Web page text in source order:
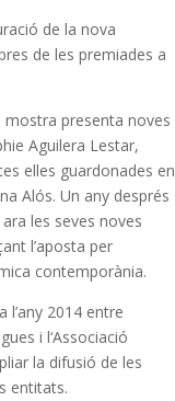
de la nova
de les premiades a
mostra presenta noves
Aguilera Lestar,
elles guardonades en
Alós. Un any després
les seves noves
l’aposta per
contemporània.
l’any 2014 entre
i l‘Associació
la difusió de les
entitats.